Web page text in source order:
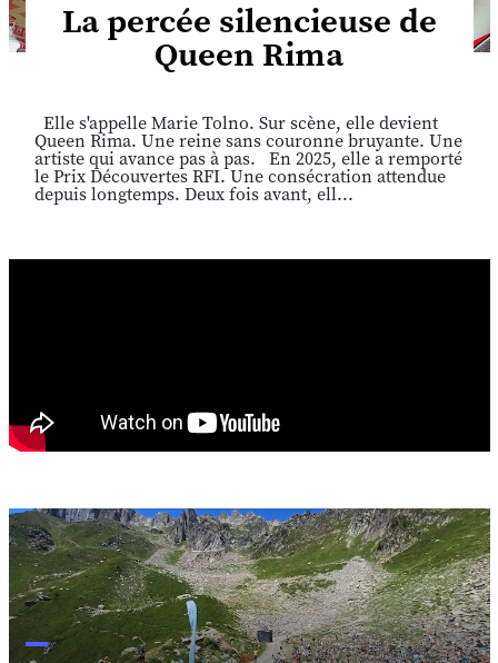
La percée silencieuse de
Queen Rima
Elle s'appelle Marie Tolno. Sur scène, elle devient
Queen Rima. Une reine sans couronne bruyante. Une
artiste qui avance pas à pas. En 2025, elle a remporté
le Prix Découvertes RFI. Une consécration attendue
depuis longtemps. Deux fois avant, ell...